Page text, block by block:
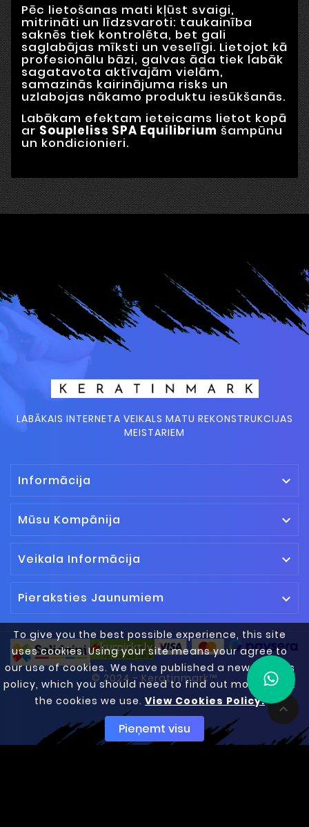
To give you the best possible experience, this site
uses cookies. Using your site means your agree to
our use of cookies. We have published a new cookies
policy, which you should need to find out more about
the cookies we use. View Cookies Policy.
Pieņemt visu
Pēc lietošanas mati kļūst svaigi,
mitrināti un līdzsvaroti: taukainība
saknēs tiek kontrolēta, bet gali
saglabājas mīksti un veselīgi. Lietojot kā
profesionālu bāzi, galvas āda tiek labāk
sagatavota aktīvajām vielām,
samazinās kairinājuma risks un
uzlabojas nākamo produktu iesūkšanās.
Labākam efektam ieteicams lietot kopā
ar Soupleliss SPA Equilibrium šampūnu
un kondicionieri.
LABĀKAIS INTERNETA VEIKALS MATU REKONSTRUKCIJAS
MEISTARIEM
Informācija 
Mūsu Kompānija 
Veikala Informācija 
Pieraksties Jaunumiem 

© 2024 - Keratinmark™